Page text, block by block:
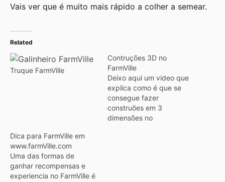
Vais ver que é muito mais rápido a colher a semear.
Related
Truque FarmVille
Contruções 3D no
FarmVille
Deixo aqui um video que
explica como é que se
consegue fazer
construões em 3
dimensões no
Dica para FarmVille em
www.farmVille.com
Uma das formas de
ganhar recompensas e
experiencia no FarmVille é